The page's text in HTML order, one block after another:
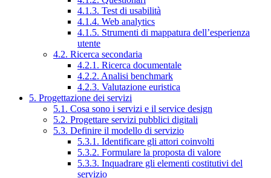
4.1.3. Test di usabilità
4.1.4. Web analytics
4.1.5. Strumenti di mappatura dell’esperienza
utente
4.2. Ricerca secondaria
4.2.1. Ricerca documentale
4.2.2. Analisi benchmark
4.2.3. Valutazione euristica
5. Progettazione dei servizi
5.1. Cosa sono i servizi e il service design
5.2. Progettare servizi pubblici digitali
5.3. Definire il modello di servizio
5.3.1. Identificare gli attori coinvolti
5.3.2. Formulare la proposta di valore
5.3.3. Inquadrare gli elementi costitutivi del
servizio